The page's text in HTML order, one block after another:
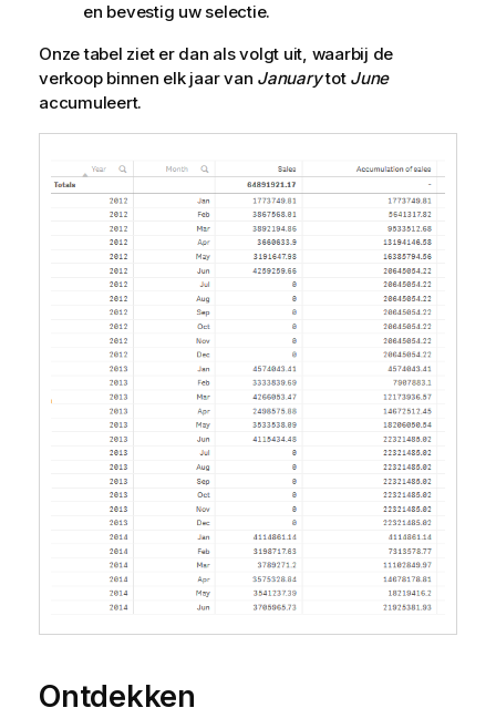
en bevestig uw selectie.
Onze tabel ziet er dan als volgt uit, waarbij de
verkoop binnen elk jaar van Januarytot June
accumuleert.
Ontdekken